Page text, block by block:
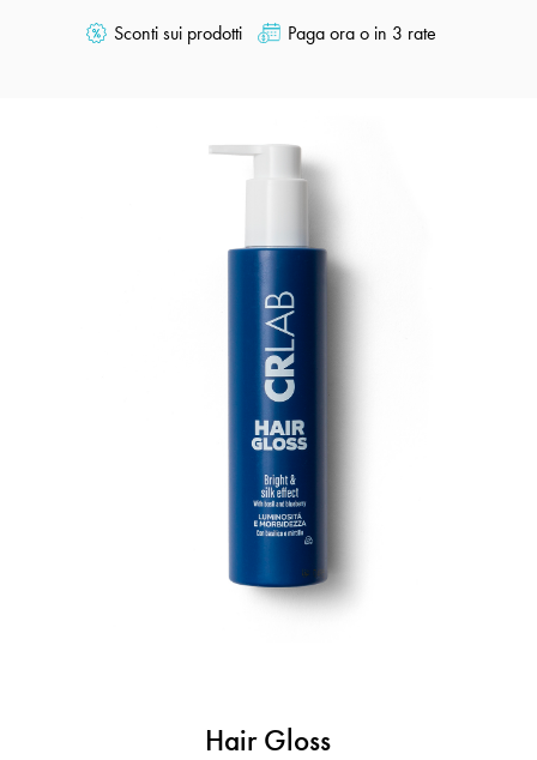
Sconti sui prodotti Paga ora o in 3 rate
Hair Gloss